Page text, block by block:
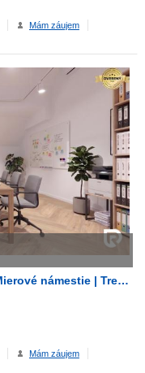
Mám záujem
RADO | Moderné Kancelárie 79m2 - Mierové námestie | Trenčín
Mám záujem